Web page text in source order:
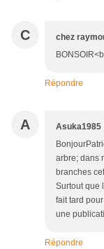
C chez
Répondre
A Asuka1985
arbre; dans
branches
Surtout que
fait tard
une
Répondre